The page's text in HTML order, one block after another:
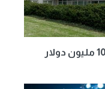
الخارجية الأمريكية ترصد مكافآت بـ 102 مليون دولار